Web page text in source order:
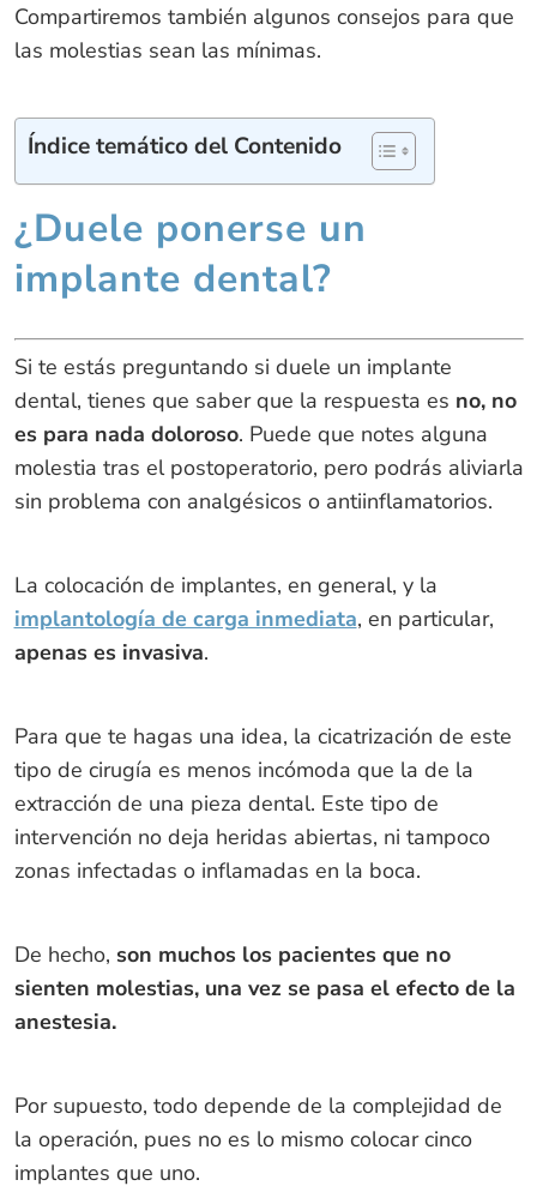
Compartiremos también algunos consejos para que
las molestias sean las mínimas.
Índice temático del Contenido
¿Duele ponerse un
implante dental?
Si te estás preguntando si duele un implante
dental, tienes que saber que la respuesta es no, no
es para nada doloroso. Puede que notes alguna
molestia tras el postoperatorio, pero podrás aliviarla
sin problema con analgésicos o antiinflamatorios.
La colocación de implantes, en general, y la
implantología de carga inmediata, en particular,
apenas es invasiva.
Para que te hagas una idea, la cicatrización de este
tipo de cirugía es menos incómoda que la de la
extracción de una pieza dental. Este tipo de
intervención no deja heridas abiertas, ni tampoco
zonas infectadas o inflamadas en la boca.
De hecho, son muchos los pacientes que no
sienten molestias, una vez se pasa el efecto de la
anestesia.
Por supuesto, todo depende de la complejidad de
la operación, pues no es lo mismo colocar cinco
implantes que uno.